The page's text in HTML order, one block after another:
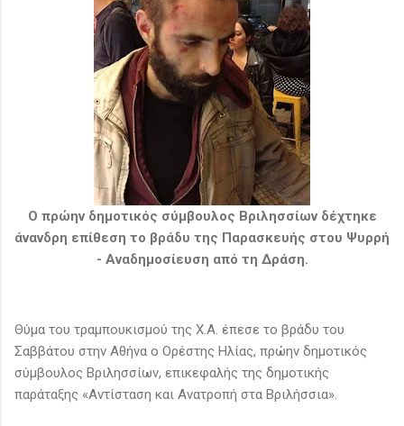
O πρώην δημοτικός σύμβουλος Βριλησσίων δέχτηκε
άνανδρη επίθεση το βράδυ της Παρασκευής στου Ψυρρή
- Αναδημοσίευση από τη Δράση.
Θύμα του τραμπουκισμού της Χ.Α. έπεσε το βράδυ του
Σαββάτου στην Αθήνα ο Ορέστης Ηλίας, πρώην δημοτικός
σύμβουλος Βριλησσίων, επικεφαλής της δημοτικής
παράταξης «Αντίσταση και Ανατροπή στα Βριλήσσια».